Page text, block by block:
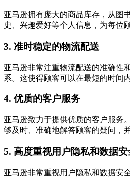
亚马逊拥有庞大的商品库存，从图
史、兴趣爱好等个人信息，为每位
3. 准时稳定的物流配送
亚马逊非常注重物流配送的准确性
系。这使得顾客可以在最短的时间
4. 优质的客户服务
亚马逊致力于提供优质的客户服务
够及时、准确地解答顾客的疑问，
5. 高度重视用户隐私和数据安
亚马逊非常重视用户隐私和数据安